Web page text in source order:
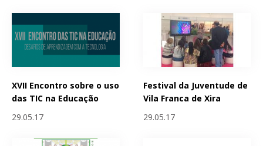
XVII Encontro sobre o uso
das TIC na Educação
29.05.17
Festival da Juventude de
Vila Franca de Xira
29.05.17